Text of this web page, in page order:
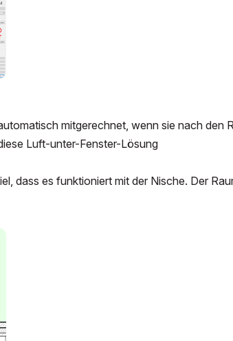
mitgerechnet, wenn sie nach den
Luft-unter-Fenster-Lösung
dass es funktioniert mit der Nische. Der